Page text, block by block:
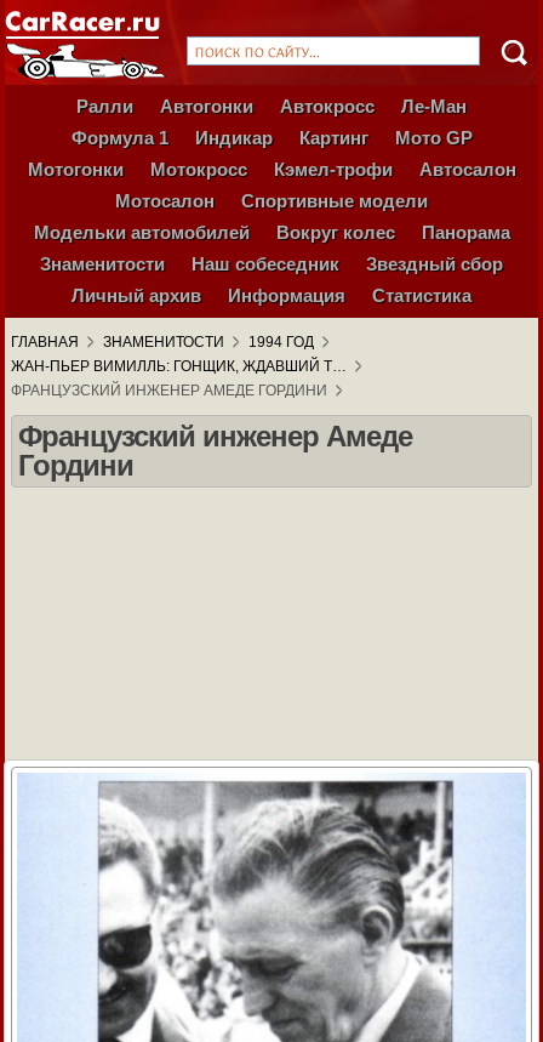
Ралли Автогонки Автокросс
Ле-Ман
Формула 1
Индикар Картинг
Мото GP
Мотогонки
Мотокросс Кэмел-трофи
Автосалон
Мотосалон
Спортивные модели
Модельки автомобилей
Вокруг колес
Панорама
Знаменитости
Наш собеседник
Звездный сбор
Личный архив
Информация Статистика
ГЛАВНАЯ ЗНАМЕНИТОСТИ
1994 ГОД
ЖАН-ПЬЕР ВИМИЛЛЬ: ГОНЩИК, ЖДАВШИЙ Т…
ФРАНЦУЗСКИЙ ИНЖЕНЕР АМЕДЕ ГОРДИНИ
Французский инженер Амеде
Гордини